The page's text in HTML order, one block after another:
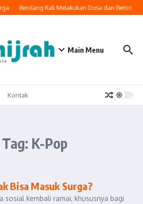
Berulang Kali Melakukan Dosa dan Bertobat,
Main Menu
Kontak
K-Pop
Bisa Masuk Surga?
sosial kembali ramai, khususnya bagi